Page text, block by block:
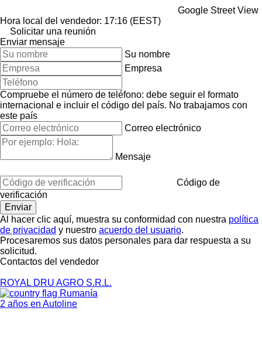
Google Street View
Hora local del vendedor: 17:16 (EEST)
Solicitar una reunión
Enviar mensaje
Su nombre
Empresa
Compruebe el número de teléfono: debe seguir el formato
internacional e incluir el código del país. No trabajamos con
este país
Correo electrónico
Mensaje
Código de
verificación
Al hacer clic aquí, muestra su conformidad con nuestra política
de privacidad y nuestro acuerdo del usuario.
Procesaremos sus datos personales para dar respuesta a su
solicitud.
Contactos del vendedor
ROYAL DRU AGRO S.R.L.
Rumanía
2 años en Autoline